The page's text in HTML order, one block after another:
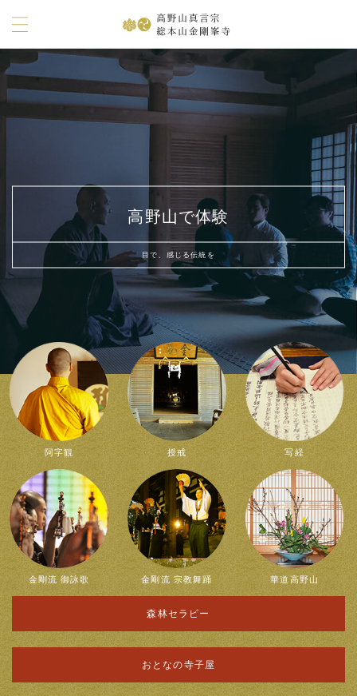
高野山で体験
目で、感じる伝統を
阿字観 授戒 写経
金剛流 御詠歌 金剛流 宗教舞踊 華道高野山
森林セラピー
おとなの寺子屋